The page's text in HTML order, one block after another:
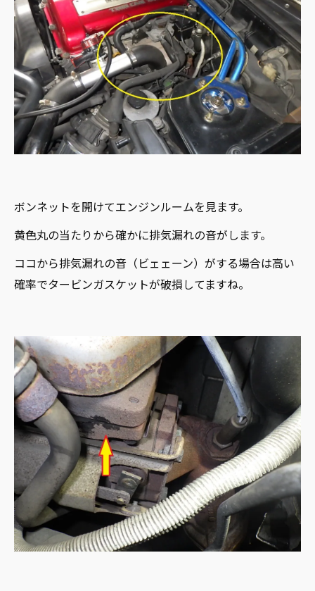
ボンネットを開けてエンジンルームを見ます。
黄色丸の当たりから確かに排気漏れの音がします。
ココから排気漏れの音（ビェェーン）がする場合は高い
確率でタービンガスケットが破損してますね。